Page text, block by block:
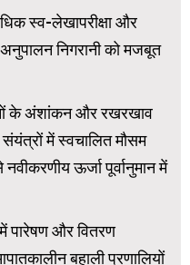
स्व-लेखापरीक्षा और
निगरानी को मजबूत
के अंशांकन और रखरखाव
में स्वचालित मौसम
ऊर्जा पूर्वानुमान में
पारेषण और वितरण
बहाली प्रणालियों